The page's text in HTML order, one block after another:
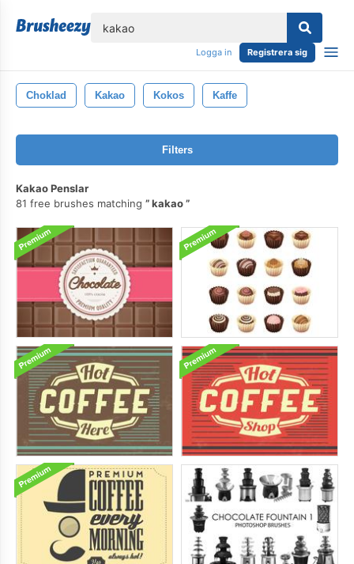
Logga in Registrera sig
Choklad Kakao Kokos Kaffe
Filters
Kakao Penslar
81 free brushes matching
kakao